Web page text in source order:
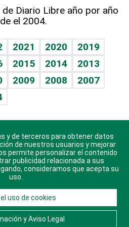
Diario Libre año por año
el 2004.
2021 2020
2019
2015 2014
2013
2009 2008
2007
para Android, iOS y
Huawei.
los derechos reservados.
. Ponte en Contacto
y de terceros para obtener datos
de nuestros usuarios y mejorar
permite personalizar el contenido
publicidad relacionada a sus
consideramos que acepta su
uso.
uso de cookies
y Aviso Legal